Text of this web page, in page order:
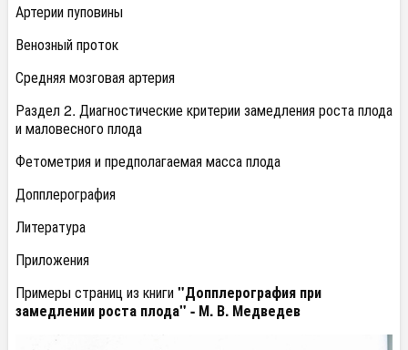
Артерии пуповины
Венозный проток
Средняя мозговая артерия
Раздел 2. Диагностические критерии замедления роста плода
и маловесного плода
Фетометрия и предполагаемая масса плода
Допплерография
Литература
Приложения
Примеры страниц из книги"Допплерография при
замедлении роста плода" - М. В. Медведев